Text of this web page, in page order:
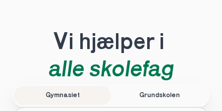
Vi hjælper i
alle skolefag
Gymnasiet Grundskolen